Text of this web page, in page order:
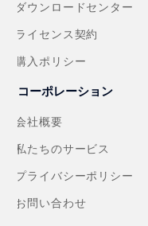
ダウンロードセンター
ライセンス契約
購入ポリシー
コーポレーション
会社概要
私たちのサービス
プライバシーポリシー
お問い合わせ